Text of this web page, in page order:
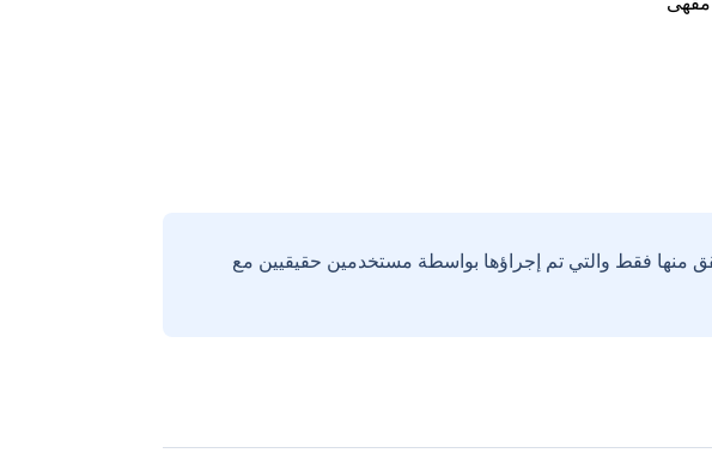
منها فقط والتي تم إجراؤها بواسطة مستخدمين حقيقيين مع